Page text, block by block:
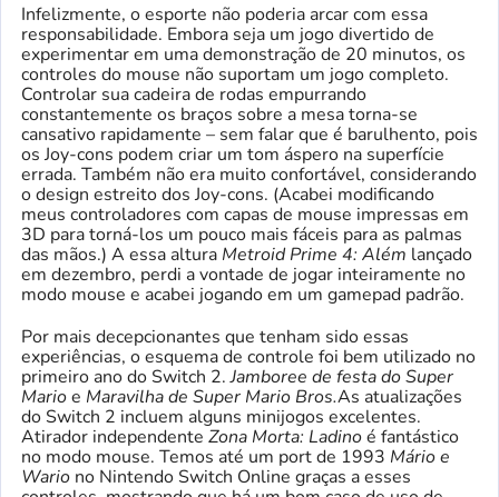
Infelizmente, o esporte não poderia arcar com essa
responsabilidade. Embora seja um jogo divertido de
experimentar em uma demonstração de 20 minutos, os
controles do mouse não suportam um jogo completo.
Controlar sua cadeira de rodas empurrando
constantemente os braços sobre a mesa torna-se
cansativo rapidamente – sem falar que é barulhento, pois
os Joy-cons podem criar um tom áspero na superfície
errada. Também não era muito confortável, considerando
o design estreito dos Joy-cons. (Acabei modificando
meus controladores com capas de mouse impressas em
3D para torná-los um pouco mais fáceis para as palmas
das mãos.) A essa altura Metroid Prime 4: Além lançado
em dezembro, perdi a vontade de jogar inteiramente no
modo mouse e acabei jogando em um gamepad padrão.
Por mais decepcionantes que tenham sido essas
experiências, o esquema de controle foi bem utilizado no
primeiro ano do Switch 2.Jamboree de festa do Super
Marioe Maravilha de Super Mario Bros.As atualizações
do Switch 2 incluem alguns minijogos excelentes.
Atirador independente Zona Morta: Ladinoé fantástico
no modo mouse. Temos até um port de 1993 Mário e
Wario no Nintendo Switch Online graças a esses